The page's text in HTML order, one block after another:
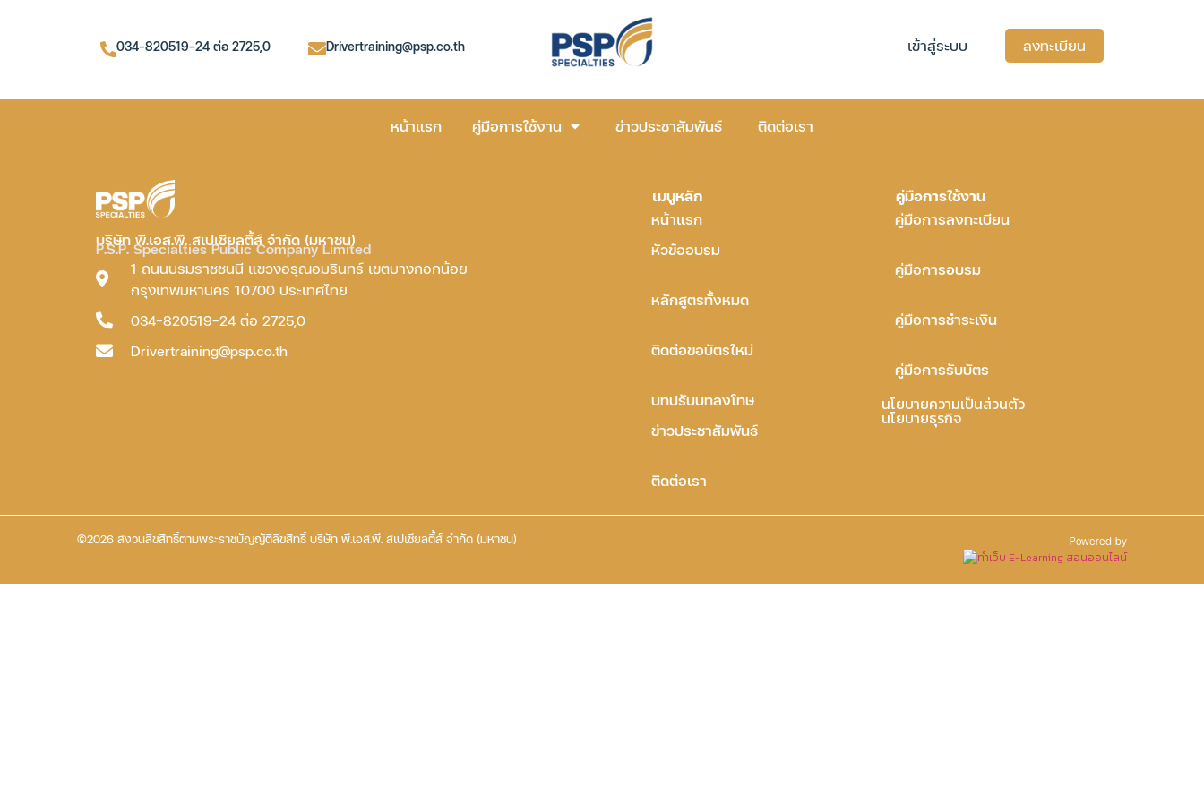
034-820519-24 ต่อ 2725,0 Drivertraining@psp.co.th เข้าสู่ระบบ ลงทะเบียน
หน้าแรก คู่มือการใช้งาน ข่าวประชาสัมพันธ์ ติดต่อเรา
บริษัท พี.เอส.พี. สเปเชียลตี้ส์ จำกัด (มหาชน)
P.S.P. Specialties Public Company Limited
1 ถนนบรมราชชนนี แขวงอรุณอมรินทร์ เขตบางกอกน้อย
กรุงเทพมหานคร 10700 ประเทศไทย
034-820519-24 ต่อ 2725,0
Drivertraining@psp.co.th
เมนูหลัก
หน้าแรก
หัวข้ออบรม
หลักสูตรทั้งหมด
ติดต่อขอบัตรใหม่
บทปรับบทลงโทษ
ข่าวประชาสัมพันธ์
ติดต่อเรา
คู่มือการใช้งาน
คู่มือการลงทะเบียน
คู่มือการอบรม
คู่มือการชำระเงิน
คู่มือการรับบัตร
นโยบายความเป็นส่วนตัว
นโยบายธุรกิจ
©2026 สงวนลิขสิทธิ์ตามพระราชบัญญัติลิขสิทธิ์ บริษัท พี.เอส.พี. สเปเชียลตี้ส์ จำกัด (มหาชน) Powered by